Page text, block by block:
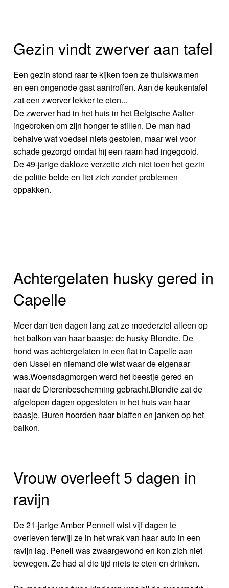
Gezin vindt zwerver aan tafel
Een gezin stond raar te kijken toen ze thuiskwamen
en een ongenode gast aantroffen. Aan de keukentafel
zat een zwerver lekker te eten...
De zwerver had in het huis in het Belgische Aalter
ingebroken om zijn honger te stillen. De man had
behalve wat voedsel niets gestolen, maar wel voor
schade gezorgd omdat hij een raam had ingegooid.
De 49-jarige dakloze verzette zich niet toen het gezin
de politie belde en liet zich zonder problemen
oppakken.
Achtergelaten husky gered in
Capelle
Meer dan tien dagen lang zat ze moederziel alleen op
het balkon van haar baasje: de husky Blondie. De
hond was achtergelaten in een flat in Capelle aan
den IJssel en niemand die wist waar de eigenaar
was.Woensdagmorgen werd het beestje gered en
naar de Dierenbescherming gebracht.Blondie zat de
afgelopen dagen opgesloten in het huis van haar
baasje. Buren hoorden haar blaffen en janken op het
balkon.
Vrouw overleeft 5 dagen in
ravijn
De 21-jarige Amber Pennell wist vijf dagen te
overleven terwijl ze in het wrak van haar auto in een
ravijn lag. Penell was zwaargewond en kon zich niet
bewegen. Ze had al die tijd niets te eten en drinken.